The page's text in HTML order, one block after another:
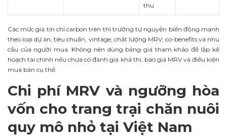
thu
Các mức giá tín chỉ carbon trên thị trường tự nguyện biến động mạnh
theo loại dự án, tiêu chuẩn, vintage, chất lượng MRV, co-benefits và nhu
cầu của người mua. Không nên dùng bảng giá tham khảo để lập kế
hoạch tài chính nếu chưa có đánh giá khả thi, báo giá MRV và điều kiện
mua bán cụ thể.
Chi phí MRV và ngưỡng hòa
vốn cho trang trại chăn nuôi
quy mô nhỏ tại Việt Nam